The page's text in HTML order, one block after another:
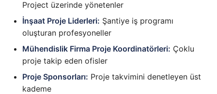
Project üzerinde yönetenler
İnşaat Proje Liderleri: Şantiye iş programı
oluşturan profesyoneller
Mühendislik Firma Proje Koordinatörleri: Çoklu
proje takip eden ofisler
Proje Sponsorları: Proje takvimini denetleyen üst
kademe